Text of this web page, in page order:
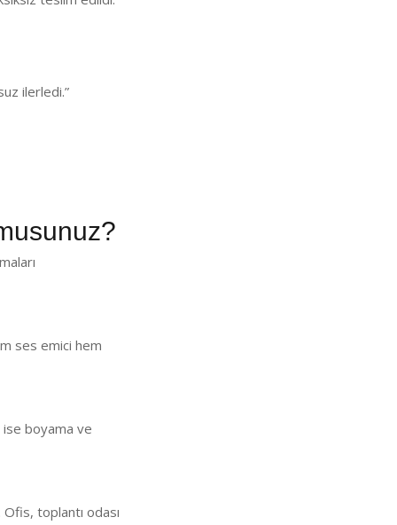
ilerledi.”
ses emici hem
ise boyama ve
toplantı odası